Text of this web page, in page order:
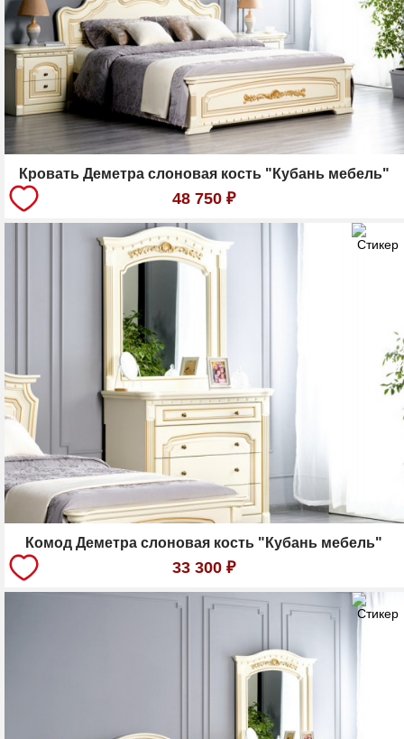
Кровать Деметра слоновая кость "Кубань мебель"
48 750 ₽
Комод Деметра слоновая кость "Кубань мебель"
33 300 ₽